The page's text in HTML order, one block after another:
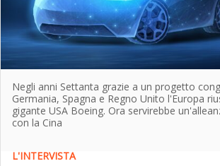
Negli anni Settanta grazie a un progetto
Germania, Spagna e Regno Unito l'Europa
gigante USA Boeing. Ora servirebbe
con la Cina
L'INTERVISTA